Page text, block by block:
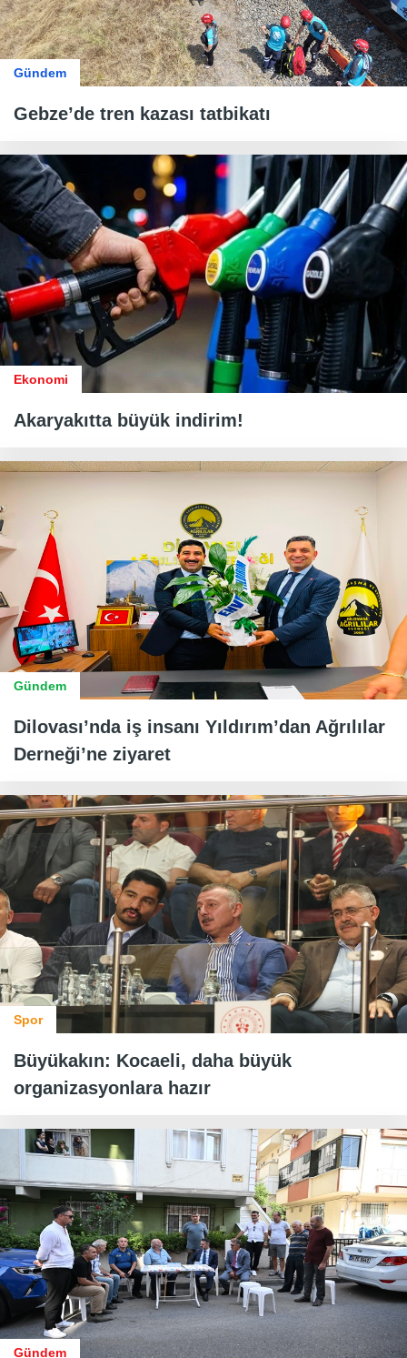
Gündem
Gebze’de tren kazası tatbikatı
Ekonomi
Akaryakıtta büyük indirim!
Gündem
Dilovası’nda iş insanı Yıldırım’dan Ağrılılar
Derneği’ne ziyaret
Spor
Büyükakın: Kocaeli, daha büyük
organizasyonlara hazır
Gündem